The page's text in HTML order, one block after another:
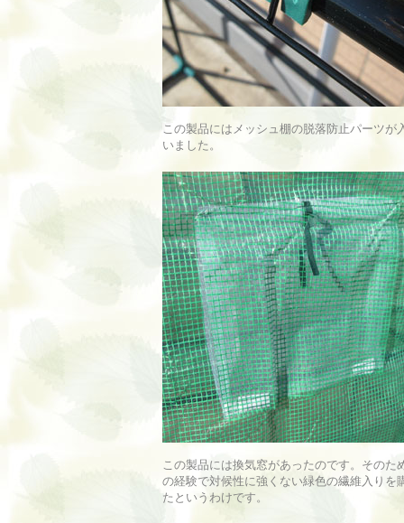
この製品にはメッシュ棚の脱落防止パーツが
いました。
この製品には換気窓があったのです。そのた
の経験で対候性に強くない緑色の繊維入りを
たというわけです。